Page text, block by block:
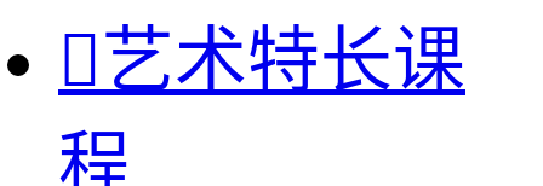
艺术特长课
程